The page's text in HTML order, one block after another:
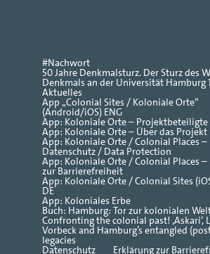
#Nachwort
50 Jahre Denkmalsturz. Der Sturz des
Denkmals an der Universität Hamburg
Aktuelles
App „Colonial Sites / Koloniale Orte“
(Android/iOS) ENG
App: Koloniale Orte – Projektbeteiligte
App: Koloniale Orte – Über das Projekt
App: Koloniale Orte / Colonial Places –
Datenschutz / Data Protection
App: Koloniale Orte / Colonial Places –
zur Barrierefreiheit
App: Koloniale Orte / Colonial Sites
DE
App: Koloniales Erbe
Buch: Hamburg: Tor zur kolonialen
Confronting the colonial past! ‚Askari‘,
Vorbeck and Hamburg’s entangled
legacies
Datenschutz Erklärung zur